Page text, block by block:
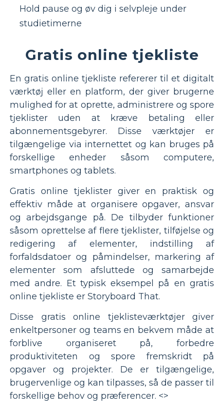
Hold pause og øv dig i selvpleje under
studietimerne
Gratis online tjekliste
En gratis online tjekliste refererer til et digitalt
værktøj eller en platform, der giver brugerne
mulighed for at oprette, administrere og spore
tjeklister uden at kræve betaling eller
abonnementsgebyrer. Disse værktøjer er
tilgængelige via internettet og kan bruges på
forskellige enheder såsom computere,
smartphones og tablets.
Gratis online tjeklister giver en praktisk og
effektiv måde at organisere opgaver, ansvar
og arbejdsgange på. De tilbyder funktioner
såsom oprettelse af flere tjeklister, tilføjelse og
redigering af elementer, indstilling af
forfaldsdatoer og påmindelser, markering af
elementer som afsluttede og samarbejde
med andre. Et typisk eksempel på en gratis
online tjekliste er Storyboard That.
Disse gratis online tjeklisteværktøjer giver
enkeltpersoner og teams en bekvem måde at
forblive organiseret på, forbedre
produktiviteten og spore fremskridt på
opgaver og projekter. De er tilgængelige,
brugervenlige og kan tilpasses, så de passer til
forskellige behov og præferencer. <>